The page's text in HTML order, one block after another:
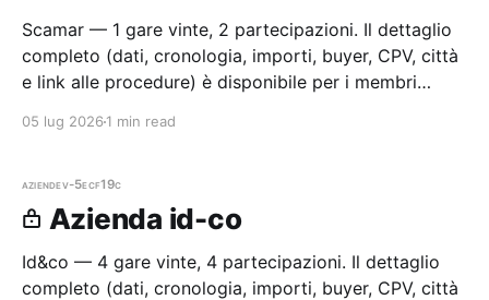
Scamar — 1 gare vinte, 2 partecipazioni. Il dettaglio
completo (dati, cronologia, importi, buyer, CPV, città
e link alle procedure) è disponibile per i membri
05 lug 2026 1 min read
aziendev-5ecf19c
Azienda id-co
Id&co — 4 gare vinte, 4 partecipazioni. Il dettaglio
completo (dati, cronologia, importi, buyer, CPV, città